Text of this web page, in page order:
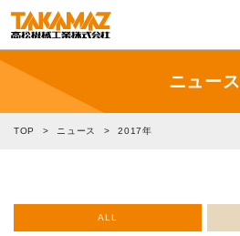
各種お問い合わせ・部品注文
採用に関してはこちらから
企業情報
ニュース
TOP > ニュース > 2017年
ALL